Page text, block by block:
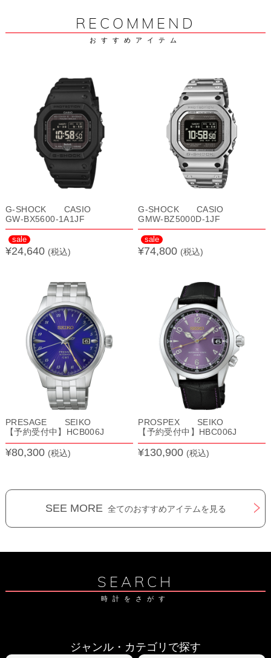
RECOMMEND
おすすめアイテム
G-SHOCK CASIO
GW-BX5600-1A1JF
sale
¥24,640 (税込)
G-SHOCK CASIO
GMW-BZ5000D-1JF
sale
¥74,800 (税込)
PRESAGE SEIKO
【予約受付中】HCB006J
¥80,300 (税込)
PROSPEX SEIKO
【予約受付中】HBC006J
¥130,900 (税込)
SEE MORE 全てのおすすめアイテムを見る
SEARCH
時計をさがす
ジャンル・カテゴリで探す